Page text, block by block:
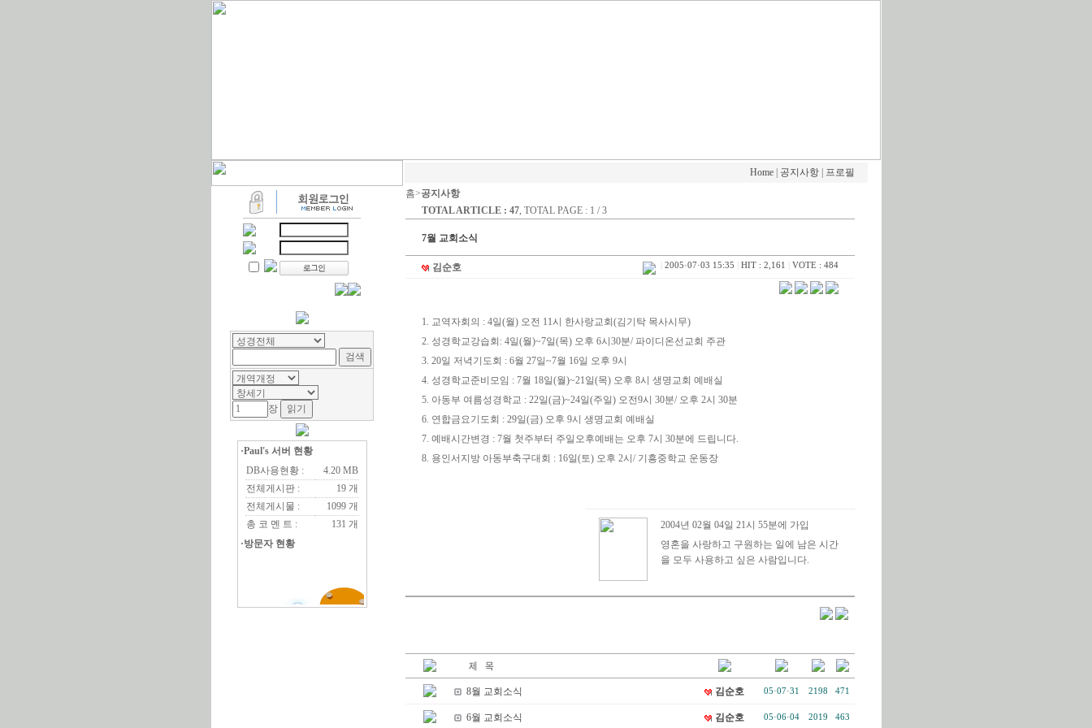
Home| 공지사항| 프로필
장
·Paul's 서버 현황
DB사용현황 :
4.20 MB
전체게시판 :
19 개
전체게시물 :
1099 개
총 코 멘 트 :
131 개
·방문자 현황
홈>공지사항
TOTAL ARTICLE : 47, TOTAL PAGE : 1 / 3
7월 교회소식
김순호 2005·07·03 15:35 HIT : 2,161 VOTE : 484
1. 교역자회의 : 4일(월) 오전 11시 한사랑교회(김기탁 목사시무)
2. 성경학교강습회: 4일(월)~7일(목) 오후 6시30분/ 파이디온선교회 주관
3. 20일 저녁기도회 : 6월 27일~7월 16일 오후 9시
4. 성경학교준비모임 : 7월 18일(월)~21일(목) 오후 8시 생명교회 예배실
5. 아동부 여름성경학교 : 22일(금)~24일(주일) 오전9시 30분/ 오후 2시 30분
6. 연합금요기도회 : 29일(금) 오후 9시 생명교회 예배실
7. 예배시간변경 : 7월 첫주부터 주일오후예배는 오후 7시 30분에 드립니다.
8. 용인서지방 아동부축구대회 : 16일(토) 오후 2시/ 기흥중학교 운동장
2004년 02월 04일 21시 55분에 가입
영혼을 사랑하고 구원하는 일에 남은 시간
을 모두 사용하고 싶은 사람입니다.
8월 교회소식 김순호 05·07·31 2198 471
6월 교회소식 김순호 05·06·04 2019 463